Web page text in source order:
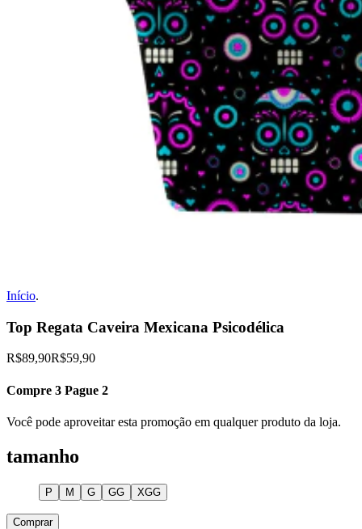
Início.
Top Regata Caveira Mexicana Psicodélica
R$89,90R$59,90
Compre 3 Pague 2
Você pode aproveitar esta promoção em qualquer produto da loja.
tamanho
P M G GG XGG
Comprar